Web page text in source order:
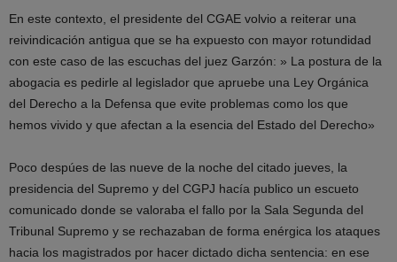
En este contexto, el presidente del CGAE volvio a reiterar una
reivindicación antigua que se ha expuesto con mayor rotundidad
con este caso de las escuchas del juez Garzón: » La postura de la
abogacia es pedirle al legislador que apruebe una Ley Orgánica
del Derecho a la Defensa que evite problemas como los que
hemos vivido y que afectan a la esencia del Estado del Derecho»
Poco despúes de las nueve de la noche del citado jueves, la
presidencia del Supremo y del CGPJ hacía publico un escueto
comunicado donde se valoraba el fallo por la Sala Segunda del
Tribunal Supremo y se rechazaban de forma enérgica los ataques
hacia los magistrados por hacer dictado dicha sentencia: en ese